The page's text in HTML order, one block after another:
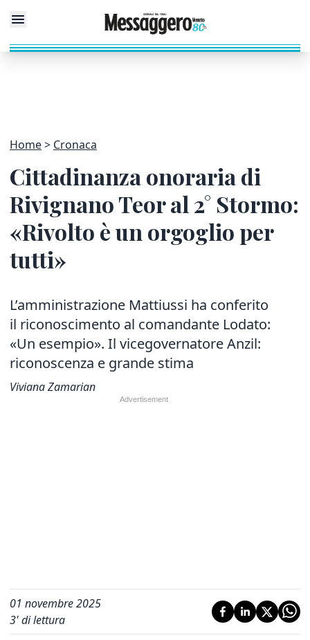
Home Cronaca
Cittadinanza onoraria di
Rivignano Teor al 2° Stormo:
«Rivolto è un orgoglio per
tutti»
L’amministrazione Mattiussi ha conferito
il riconoscimento al comandante Lodato:
«Un esempio». Il vicegovernatore Anzil:
riconoscenza e grande stima
Viviana Zamarian
01 novembre 2025
3' di lettura